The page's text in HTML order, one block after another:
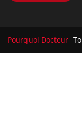
Pourquoi Docteur